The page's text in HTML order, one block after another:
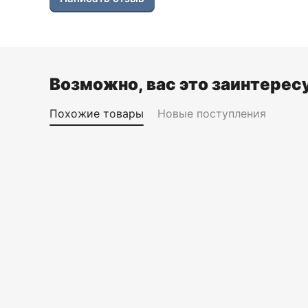
Возможно, вас это
Похожие товары Новые поступления